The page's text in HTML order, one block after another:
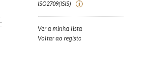
ISO2709(ISIS)
Ver a minha lista
Voltar ao registo